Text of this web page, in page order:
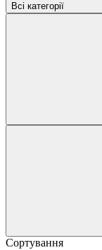
Всі категорії
Сортування